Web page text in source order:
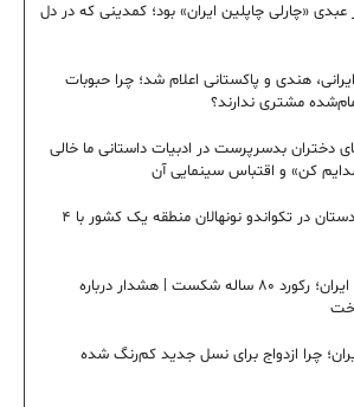
«چارلی چاپلین ایران» بود؛ کمدینی که در دل
هندی و پاکستانی اعلام شد؛ چرا حبوبات
مشتری ندارند؟
دختران بدسرپرست در ادبیات داستانی ما خالی
کن» و اقتباس سینمایی آن
قهرمانی دختران کردستان در تکواندو نونهالان منطقه یک کشور با ۴
تورم ۶۶ درصدی در ایران؛ رکورد ۸۰ ساله شکست | هشدار درباره
چرا ازدواج برای نسل جدید کم‌رنگ شده